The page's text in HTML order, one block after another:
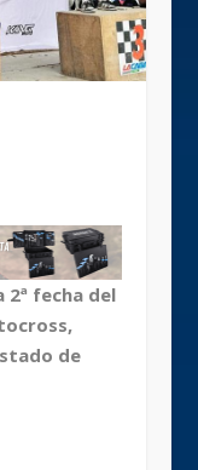
fecha del
de